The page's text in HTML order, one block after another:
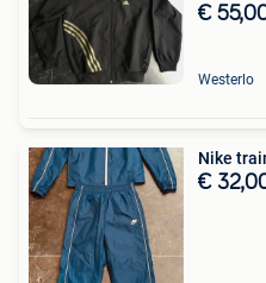
€
Westerlo
Nike
€